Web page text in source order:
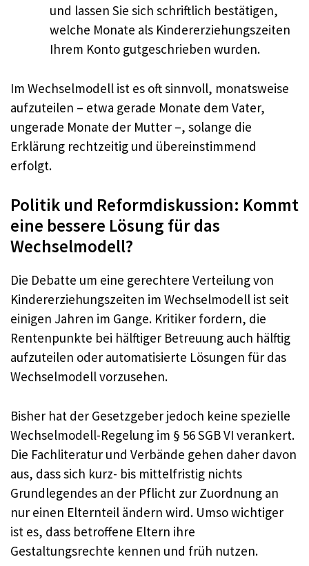
und lassen Sie sich schriftlich bestätigen,
welche Monate als Kindererziehungszeiten
Ihrem Konto gutgeschrieben wurden.
Im Wechselmodell ist es oft sinnvoll, monatsweise
aufzuteilen – etwa gerade Monate dem Vater,
ungerade Monate der Mutter –, solange die
Erklärung rechtzeitig und übereinstimmend
erfolgt.
Politik und Reformdiskussion: Kommt
eine bessere Lösung für das
Wechselmodell?
Die Debatte um eine gerechtere Verteilung von
Kindererziehungszeiten im Wechselmodell ist seit
einigen Jahren im Gange. Kritiker fordern, die
Rentenpunkte bei hälftiger Betreuung auch hälftig
aufzuteilen oder automatisierte Lösungen für das
Wechselmodell vorzusehen.
Bisher hat der Gesetzgeber jedoch keine spezielle
Wechselmodell-Regelung im § 56 SGB VI verankert.
Die Fachliteratur und Verbände gehen daher davon
aus, dass sich kurz- bis mittelfristig nichts
Grundlegendes an der Pflicht zur Zuordnung an
nur einen Elternteil ändern wird. Umso wichtiger
ist es, dass betroffene Eltern ihre
Gestaltungsrechte kennen und früh nutzen.